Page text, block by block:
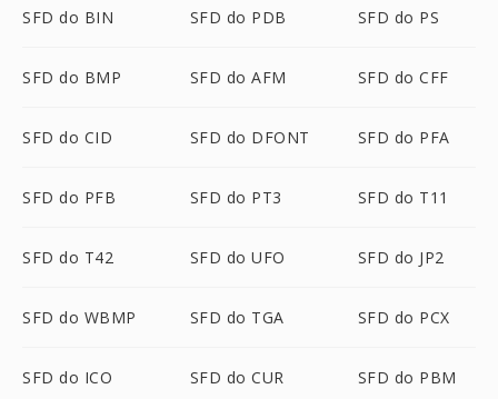
SFD do BIN SFD do PDB SFD do PS
SFD do BMP SFD do AFM SFD do CFF
SFD do CID SFD do DFONT SFD do PFA
SFD do PFB SFD do PT3 SFD do T11
SFD do T42 SFD do UFO SFD do JP2
SFD do WBMP SFD do TGA SFD do PCX
SFD do ICO SFD do CUR SFD do PBM